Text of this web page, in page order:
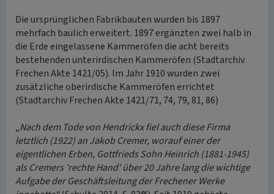
Die ursprünglichen Fabrikbauten wurden bis 1897
mehrfach baulich erweitert. 1897 ergänzten zwei halb in
die Erde eingelassene Kammeröfen die acht bereits
bestehenden unterirdischen Kammeröfen (Stadtarchiv
Frechen Akte 1421/05). Im Jahr 1910 wurden zwei
zusätzliche oberirdische Kammeröfen errichtet
(Stadtarchiv Frechen Akte 1421/71, 74, 79, 81, 86)
„Nach dem Tode von Hendrickx fiel auch diese Firma
letztlich (1922) an Jakob Cremer, worauf einer der
eigentlichen Erben, Gottfrieds Sohn Heinrich (1881-1945)
als Cremers 'rechte Hand' über 20 Jahre lang die wichtige
Aufgabe der Geschäftsleitung der Frechener Werke